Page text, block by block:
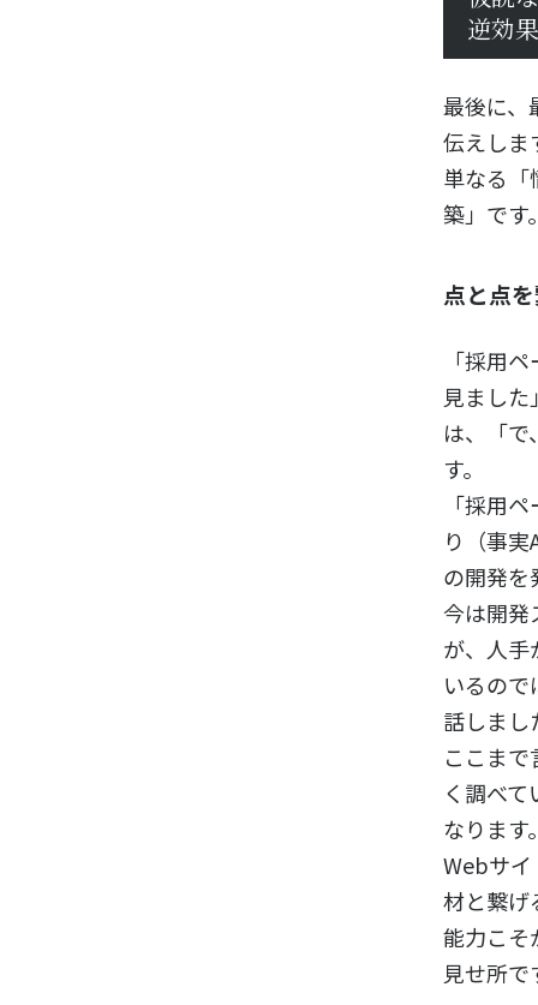
逆効果
最後に、
伝えしま
単なる「
築」です
点と点
「採用
見まし
は、「で
す。
「採用
り（事
の開発を
今は開発
が、人手
いるの
話しまし
ここま
く調べ
なります
Webサ
材と繋げ
能力こそ
見せ所で